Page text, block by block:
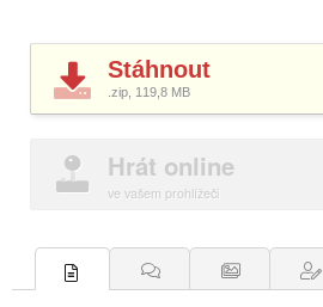
Stáhnout
.zip, 119,8 MB
Hrát online
ve vašem prohlížeči